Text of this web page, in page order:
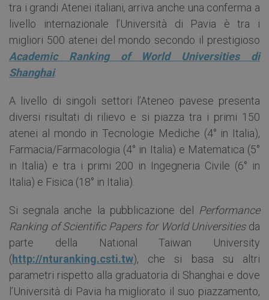
tra i grandi Atenei italiani, arriva anche una conferma a
livello internazionale l’Università di Pavia è tra i
migliori 500 atenei del mondo secondo il prestigioso
Academic Ranking of World Universities di
Shanghai.
A livello di singoli settori l’Ateneo pavese presenta
diversi risultati di rilievo e si piazza tra i primi 150
atenei al mondo in Tecnologie Mediche (4° in Italia),
Farmacia/Farmacologia (4° in Italia) e Matematica (5°
in Italia) e tra i primi 200 in Ingegneria Civile (6° in
Italia) e Fisica (18° in Italia).
Si segnala anche la pubblicazione del Performance
Ranking of Scientific Papers for World Universitiesda
parte della National Taiwan University
(http://nturanking.csti.tw), che si basa su altri
parametri rispetto alla graduatoria di Shanghai e dove
l’Università di Pavia ha migliorato il suo piazzamento,